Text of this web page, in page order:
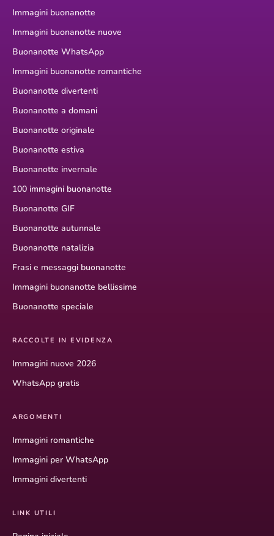
Immagini buonanotte
Immagini buonanotte nuove
Buonanotte WhatsApp
Immagini buonanotte romantiche
Buonanotte divertenti
Buonanotte a domani
Buonanotte originale
Buonanotte estiva
Buonanotte invernale
100 immagini buonanotte
Buonanotte GIF
Buonanotte autunnale
Buonanotte natalizia
Frasi e messaggi buonanotte
Immagini buonanotte bellissime
Buonanotte speciale
RACCOLTE IN EVIDENZA
Immagini nuove 2026
WhatsApp gratis
ARGOMENTI
Immagini romantiche
Immagini per WhatsApp
Immagini divertenti
LINK UTILI